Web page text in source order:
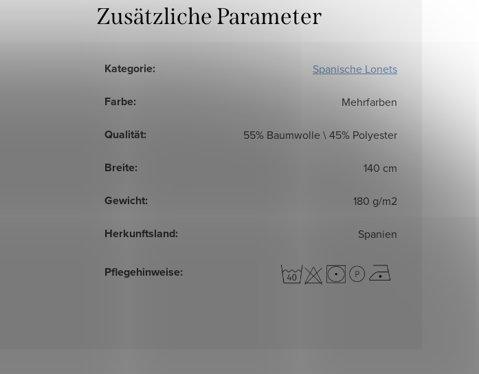
Zusätzliche Parameter
Kategorie: Spanische Lonets
Farbe: Mehrfarben
Qualität: 55% Baumwolle \ 45% Polyester
Breite: 140 cm
Gewicht: 180 g/m2
Herkunftsland: Spanien
Pflegehinweise: